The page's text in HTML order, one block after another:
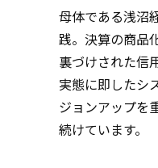
母体である浅沼
践。決算の商品
裏づけされた信
実態に即したシ
ジョンアップを
続けています。